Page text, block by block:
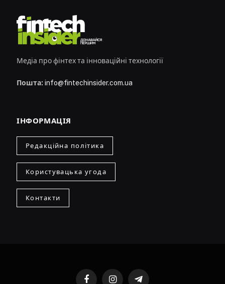
Медіа про фінтех та інноваційні технології
Пошта: info@fintechinsider.com.ua
ІНФОРМАЦІЯ
Редакційна політика
Користувацька угода
Контакти